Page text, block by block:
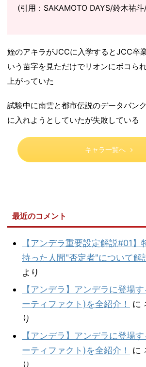
(引用：SAKAMOTO DAYS/鈴木祐
姪のアキラがJCCに入学するとJCC卒
いう苗字を見ただけでリオンにボコら
上がっていた
試験中に南雲と都市伝説のデータバン
に入れようとしていたが失敗している
キャラ一覧へ
最近のコメント
【アンデラ重要設定解説#01】
持った人間"否定者"について解
より
【アンデラ】アンデラに登場
ーティファクト)を全紹介！
に
り
【アンデラ】アンデラに登場
ーティファクト)を全紹介！
に
り